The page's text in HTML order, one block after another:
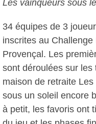
Les vainqueurs sous
34 équipes de 3
inscrites au Challenge
Provençal. Les
sont déroulées sur les
maison de retraite
sous un soleil encore
à petit, les favoris ont